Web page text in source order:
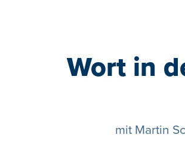
Wort in
mit Martin